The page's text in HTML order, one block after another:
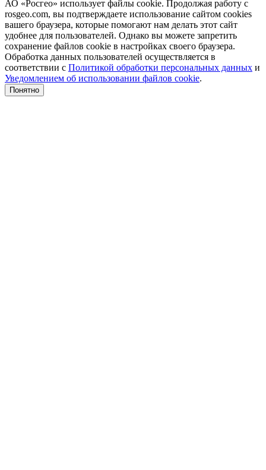
АО «Росгео» использует файлы cookie. Продолжая работу с
rosgeo.com, вы подтверждаете использование сайтом cookies
вашего браузера, которые помогают нам делать этот сайт
удобнее для пользователей. Однако вы можете запретить
сохранение файлов cookie в настройках своего браузера.
Обработка данных пользователей осуществляется в
соответствии с Политикой обработки персональных данных и
Уведомлением об использовании файлов cookie.
Понятно